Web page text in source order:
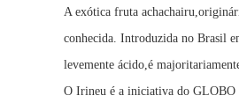
A exótica fruta
conhecida. Introduzida no Brasil
levemente ácido,é
O Irineu é a iniciativa do GLOBO